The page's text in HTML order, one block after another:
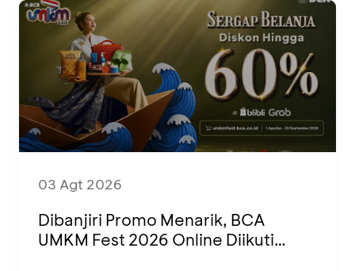
03 Agt 2026
Dibanjiri Promo Menarik, BCA
UMKM Fest 2026 Online Diikuti